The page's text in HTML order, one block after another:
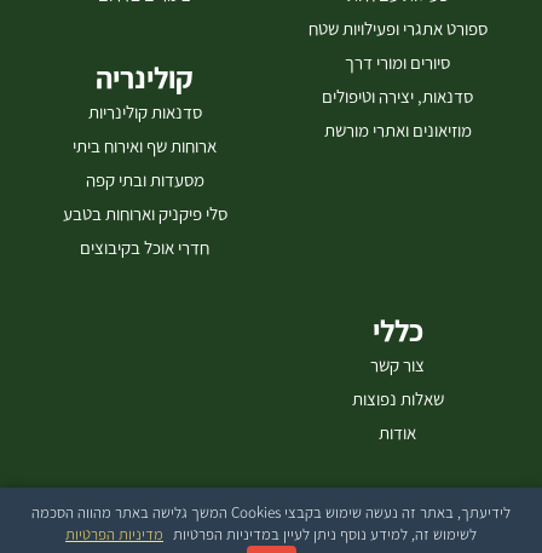
ספורט אתגרי ופעילויות שטח
סיורים ומורי דרך
סדנאות, יצירה וטיפולים
מוזיאונים ואתרי מורשת
קולינריה
סדנאות קולינריות
ארוחות שף ואירוח ביתי
מסעדות ובתי קפה
סלי פיקניק וארוחות בטבע
חדרי אוכל בקיבוצים
כללי
צור קשר
שאלות נפוצות
אודות
בייטק עיצוב ובניית אתרים
לידיעתך, באתר זה נעשה שימוש בקבצי Cookies המשך גלישה באתר מהווה הסכמה
לשימוש זה, למידע נוסף ניתן לעיין במדיניות הפרטיות מדיניות הפרטיות